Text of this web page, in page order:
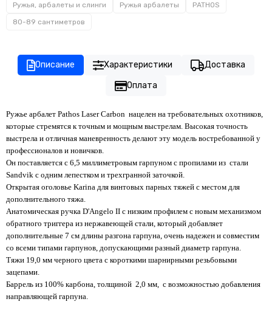
Ружья, арбалеты и слинги Ружья арбалеты
PATHOS
80-89 сантиметров
Описание Характеристики
Доставка
Оплата
Ружье арбалет Pathos Laser Carbon нацелен на требовательных охотников,
которые стремятся к точным и мощным выстрелам. Высокая точность
выстрела и отличная маневренность делают эту модель востребованной у
профессионалов и новичков.
Он поставляется с 6,5 миллиметровым гарпуном с пропилами из стали
Sandvik с одним лепестком и трехгранной заточкой.
Открытая оголовье Karina для винтовых парных тяжей с местом для
дополнительного тяжа.
Анатомическая ручка D'Angelo II с низким профилем с новым механизмом
обратного триггера из нержавеющей стали, который добавляет
дополнительные 7 см длины разгона гарпуна, очень надежен и совместим
со всеми типами гарпунов, допускающими разный диаметр гарпуна.
Тяжи 19,0 мм черного цвета с короткими шарнирными резьбовыми
зацепами.
Баррель из 100% карбона, толщиной 2,0 мм, с возможностью добавления
направляющей гарпуна.